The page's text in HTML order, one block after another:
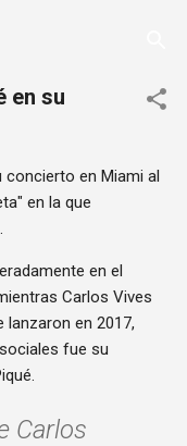
en su
concierto en Miami al
en la que
en el
Carlos Vives
en 2017,
fue su
Carlos